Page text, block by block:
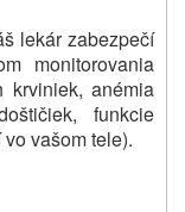
lekár zabezpečí
monitorovania
krviniek, anémia
funkcie
vašom tele).